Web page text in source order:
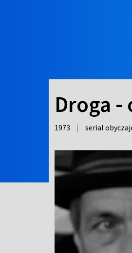
Droga
1973 | serial